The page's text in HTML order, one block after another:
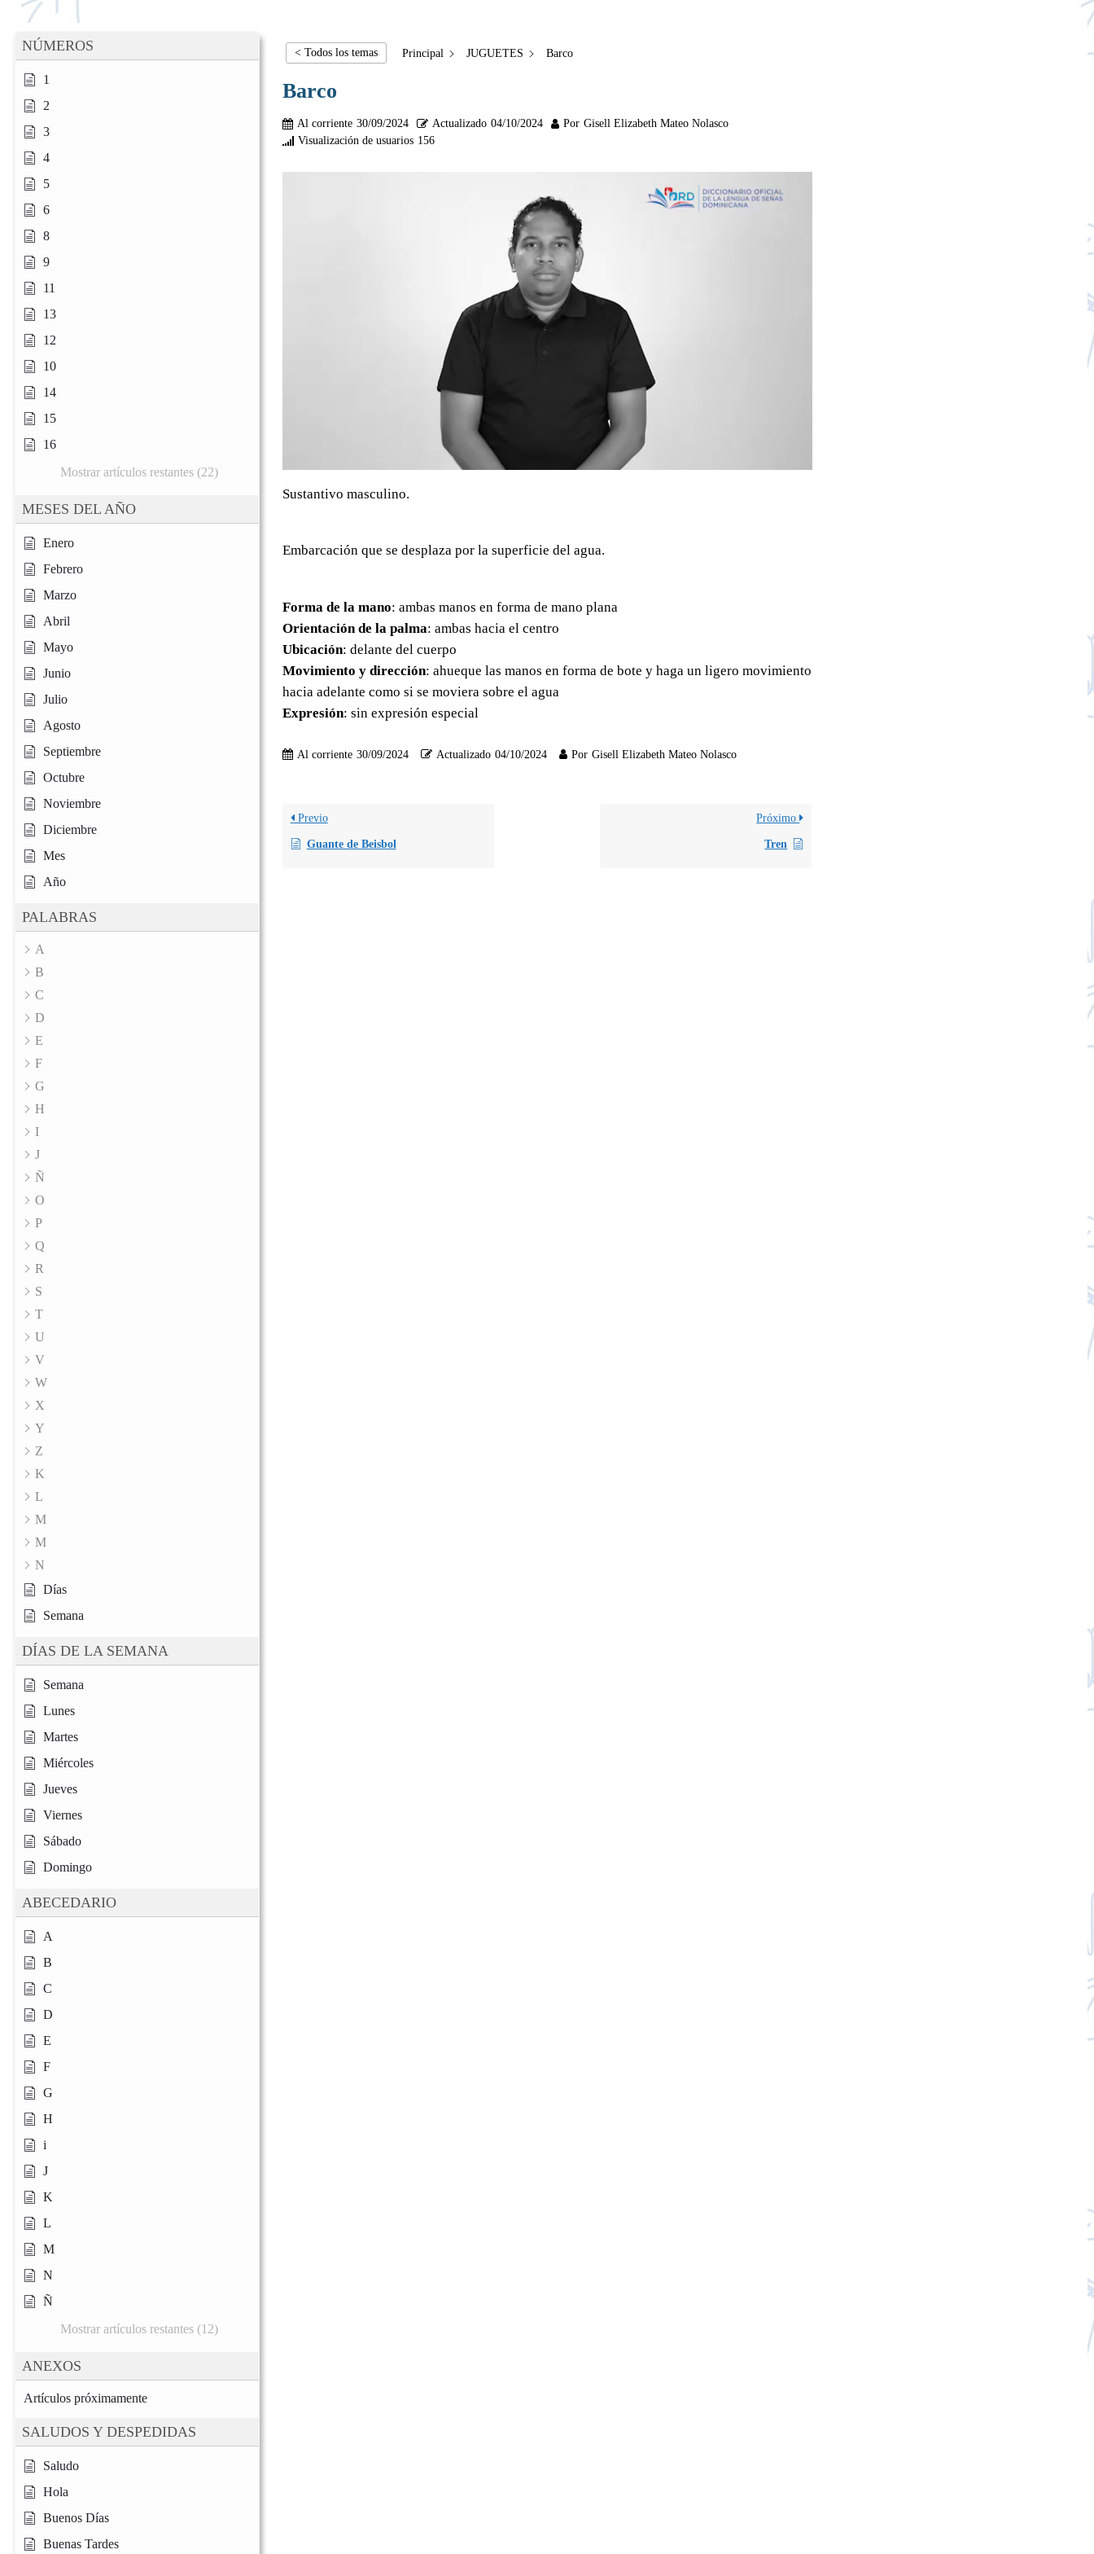
NÚMEROS
1
2
3
4
5
6
8
9
11
13
12
10
14
15
16
Mostrar artículos restantes (22)
MESES DEL AÑO
Enero
Febrero
Marzo
Abril
Mayo
Junio
Julio
Agosto
Septiembre
Octubre
Noviembre
Diciembre
Mes
Año
PALABRAS
A
B
C
D
E
F
G
H
I
J
Ñ
O
P
Q
R
S
T
U
V
W
X
Y
Z
K
L
M
M
N
Días
Semana
DÍAS DE LA SEMANA
Semana
Lunes
Martes
Miércoles
Jueves
Viernes
Sábado
Domingo
ABECEDARIO
A
B
C
D
E
F
G
H
i
J
K
L
M
N
Ñ
Mostrar artículos restantes (12)
ANEXOS
Artículos próximamente
SALUDOS Y DESPEDIDAS
Saludo
Hola
Buenos Días
Buenas Tardes
< Todos los temas Principal JUGUETES Barco
Barco
Al corriente 30/09/2024 Actualizado 04/10/2024 Por Gisell Elizabeth Mateo Nolasco
Visualización de usuarios 156
Sustantivo masculino.
Embarcación que se desplaza por la superficie del agua.
Forma de la mano: ambas manos en forma de mano plana
Orientación de la palma: ambas hacia el centro
Ubicación: delante del cuerpo
Movimiento y dirección: ahueque las manos en forma de bote y haga un ligero movimiento
hacia adelante como si se moviera sobre el agua
Expresión: sin expresión especial
Al corriente 30/09/2024 Actualizado 04/10/2024 Por Gisell Elizabeth Mateo Nolasco
Previo
Guante de Beisbol
Próximo
Tren